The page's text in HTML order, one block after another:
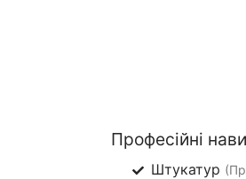
Професійні
Штукатур